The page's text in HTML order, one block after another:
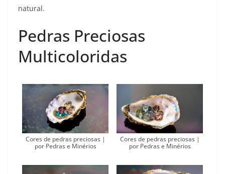
natural.
Pedras Preciosas
Multicoloridas
Cores de pedras preciosas |
por Pedras e Minérios
Cores de pedras preciosas |
por Pedras e Minérios